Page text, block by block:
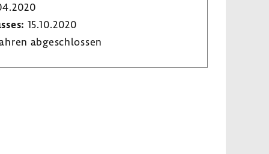
15.10.2020
abge­schlossen